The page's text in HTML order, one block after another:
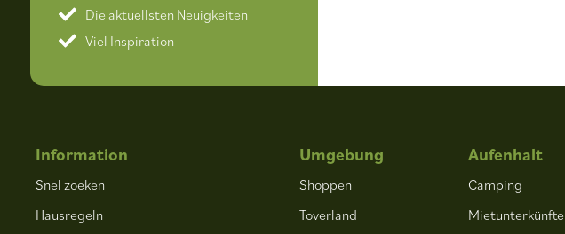
Die aktuellsten Neuigkeiten
Viel Inspiration
Information
Snel zoeken
Hausregeln
Umgebung
Shoppen
Toverland
Aufenhalt
Camping
Mietunterkünfte